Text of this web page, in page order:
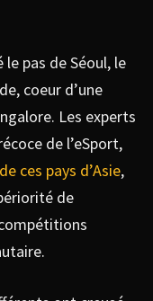
pas de Séoul, le
coeur d’une
Les experts
de l’eSport,
ces pays d’Asie,
de